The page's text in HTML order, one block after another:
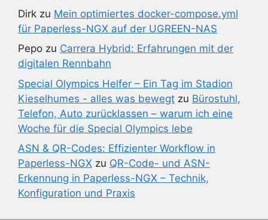
Dirk zu Mein optimiertes docker-compose.yml
für Paperless-NGX auf der UGREEN-NAS
Pepo zu Carrera Hybrid: Erfahrungen mit der
digitalen Rennbahn
Special Olympics Helfer – Ein Tag im Stadion
Kieselhumes - alles was bewegt zu Bürostuhl,
Telefon, Auto zurücklassen – warum ich eine
Woche für die Special Olympics lebe
ASN & QR-Codes: Effizienter Workflow in
Paperless-NGX zu QR-Code- und ASN-
Erkennung in Paperless-NGX – Technik,
Konfiguration und Praxis